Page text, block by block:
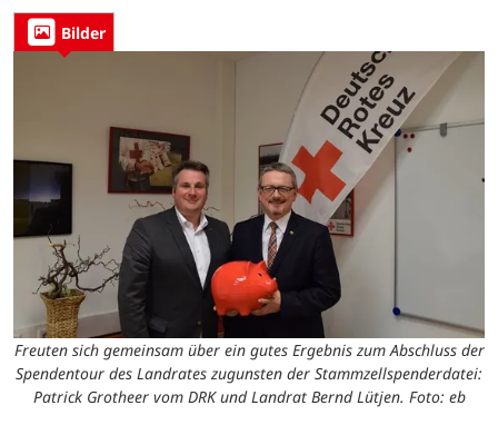
Bilder
Freuten sich gemeinsam über ein gutes Ergebnis zum Abschluss der
Spendentour des Landrates zugunsten der Stammzellspenderdatei:
Patrick Grotheer vom DRK und Landrat Bernd Lütjen. Foto: eb